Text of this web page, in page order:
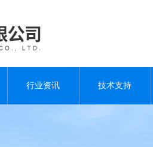
行业资讯 技术支持